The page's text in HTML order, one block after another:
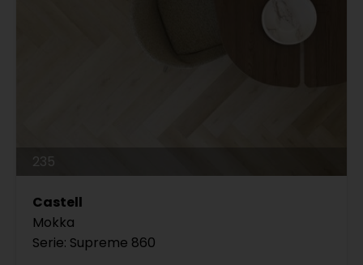
235
Castell
Mokka
Serie: Supreme 860